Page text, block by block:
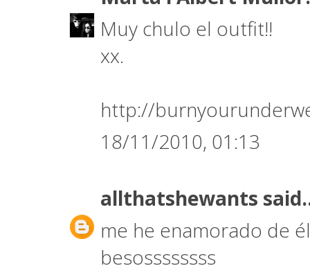
Muy chulo el outfit!!
xx.
http://
18/11/2010, 01:13
allthatshewants
me he enamorado de
besossssssss